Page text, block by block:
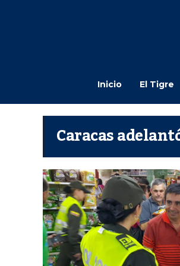
Inicio El Tigre
Caracas